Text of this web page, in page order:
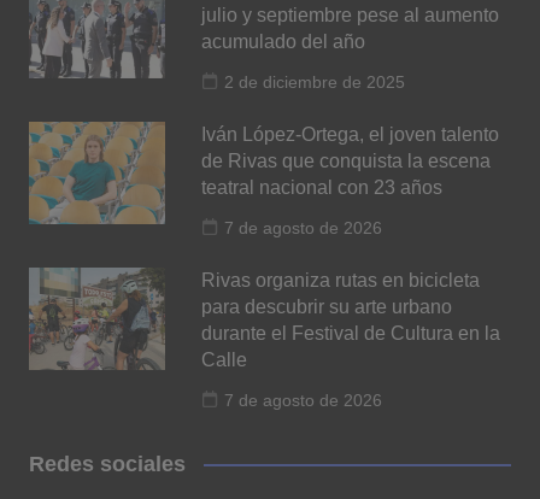
julio y septiembre pese al aumento
acumulado del año
2 de diciembre de 2025
Iván López-Ortega, el joven talento
de Rivas que conquista la escena
teatral nacional con 23 años
7 de agosto de 2026
Rivas organiza rutas en bicicleta
para descubrir su arte urbano
durante el Festival de Cultura en la
Calle
7 de agosto de 2026
Redes sociales